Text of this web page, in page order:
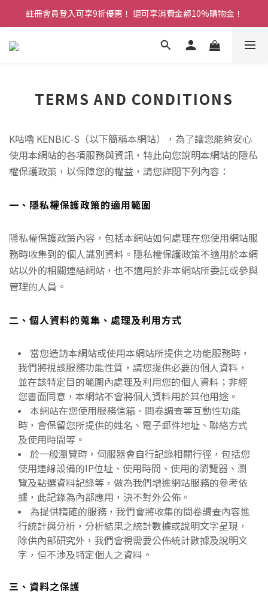
註冊會員登入可享9折優惠！ 還可享消費金額10%購物金！
TERMS AND CONDITIONS
K咕嚕 KENBIC-S（以下簡稱本網站），為了讓您能夠安心
使用本網站的各項服務與資訊，特此向您說明本網站的隱私
權保護政策，以保障您的權益，請您詳閱下列內容：
一、隱私權保護政策的適用範圍
隱私權保護政策內容，包括本網站如何處理在您使用網站服
務時收集到的個人識別資料。隱私權保護政策不適用於本網
站以外的相關連結網站，也不適用於非本網站所委託或參與
管理的人員。
二、個人資料的蒐集、處理及利用方式
當您造訪本網站或使用本網站所提供之功能服務時，
我們將視該服務功能性質，請您提供必要的個人資料，
並在該特定目的範圍內處理及利用您的個人資料；非經
您書面同意，本網站不會將個人資料用於其他用途。
本網站在您使用服務信箱、問卷調查等互動性功能
時，會保留您所提供的姓名、電子郵件地址、聯絡方式
及使用時間等。
於一般瀏覽時，伺服器會自行記錄相關行徑，包括您
使用連線設備的IP位址、使用時間、使用的瀏覽器、瀏
覽及點選資料記錄等，做為我們增進網站服務的參考依
據，此記錄為內部應用，決不對外公佈。
為提供精確的服務，我們會將收集的問卷調查內容進
行統計與分析，分析結果之統計數據或說明文字呈現，
除供內部研究外，我們會視需要公佈統計數據及說明文
字，但不涉及特定個人之資料。
三、資料之保護